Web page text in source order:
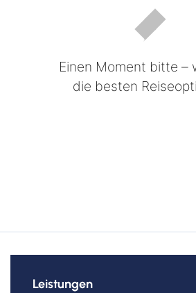
Einen Moment bitte –
die besten
Leistungen